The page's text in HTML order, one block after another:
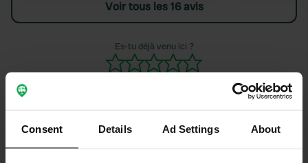
Consent Details Ad Settings About
Anzeige von Marta ist sehr
ausführlich beschrieben und sie weiß
auch vor Ankunft nochmals auf alles
hin. Mit unserem 6,9m Crafter plus
Fahrradträger sind wir problemlos
Menschen, es wäre toll, wenn es mehr
Voir tous les 16 avis
Es-tu déjà venu ici ?
Contact